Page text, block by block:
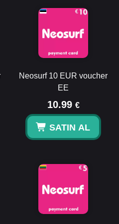
Neosurf 10 EUR voucher
EE
10.99 €
SATIN AL